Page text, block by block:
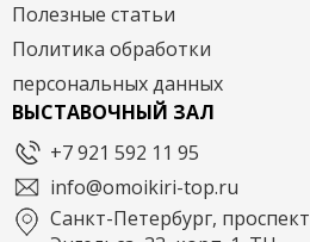
Полезные статьи
Политика обработки
персональных данных
ВЫСТАВОЧНЫЙ ЗАЛ
+7 921 592 11 95
info@omoikiri-top.ru
Санкт-Петербург, проспект